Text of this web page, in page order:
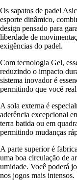
Os sapatos de padel
esporte dinâmico,
design pensado para
liberdade de
exigências do padel.
Com tecnologia Gel,
reduzindo o impacto
sistema inovador é
permitindo que você
A sola externa é
aderência excepcional
terra batida ou em
permitindo mudanças
A parte superior é
uma boa circulação de
umidade. Você poderá
nos jogos mais intensos.